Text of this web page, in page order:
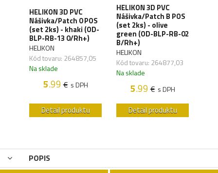
HELIKON 3D PVC
Nášivka/Patch 0 POS
(set 2ks) - khaki (OD-
BLP-RB-13 0/Rh+)
HELIKON
Kód tovaru: 264857,05
Na sklade
5.99€ s DPH
Detail produktu
HELIKON 3D PVC
Nášivka/Patch B POS
(set 2ks) - olive
green (OD-BLP-RB-02
B/Rh+)
HELIKON
Kód tovaru: 264877,03
Na sklade
5.99€ s DPH
Detail produktu
POPIS